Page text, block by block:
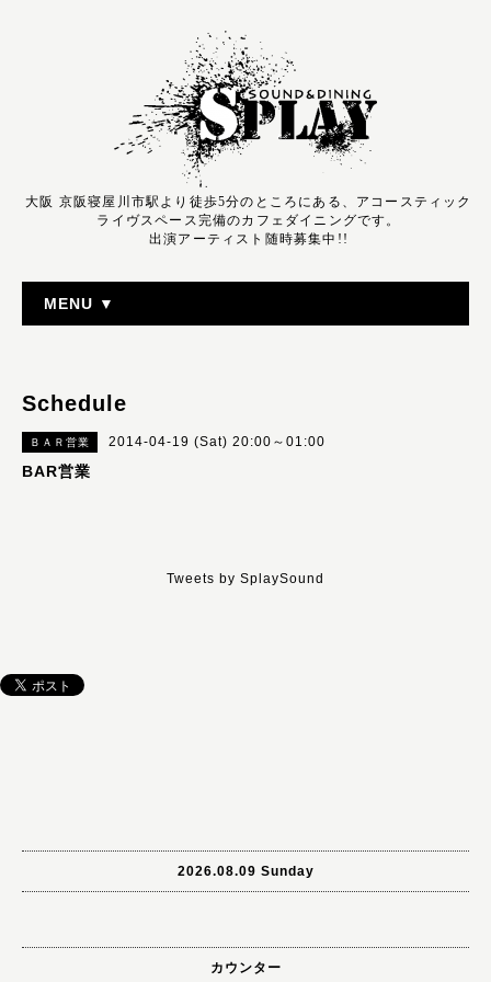
大阪 京阪寝屋川市駅より徒歩5分のところにある、アコースティック
ライヴスペース完備のカフェダイニングです。
出演アーティスト随時募集中!!
MENU ▼
Schedule
ＢＡＲ営業 2014-04-19 (Sat) 20:00～01:00
BAR営業
Tweets by SplaySound
2026.08.09 Sunday
カウンター